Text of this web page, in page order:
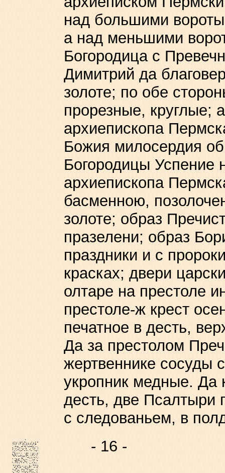
над большими
а над меньшими
Богородица с
Димитрий да
золоте; по обе
прорезные, круглые;
архиепископа
Божия милосердия
Богородицы Успение
архиепископа
басменною,
золоте; образ
празелени; образ
праздники и с
красках; двери
олтаре на престоле
престоле-ж крест
печатное в десть,
Да за престолом
жертвеннике сосуды
укропник медные. Да
десть, две Псалтыри
с следованьем, в
- 16 -